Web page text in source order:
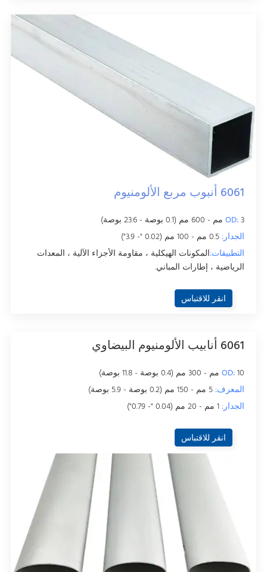
6061 أنبوب مربع الألومنيوم
OD:3 مم - 600 مم (0.1 بوصة - 23.6 بوصة)
الجدار:
التطبيقات:المكونات الهيكلية ، مقاومة الأجزاء الآلية ، المعدات
الرياضية ، إطارات المباني.
انقر للاقتباس
6061 أنابيب الألومنيوم البيضاوي
OD:10 مم - 300 مم (0.4 بوصة - 11.8 بوصة)
المعرف:
الجدار:
انقر للاقتباس